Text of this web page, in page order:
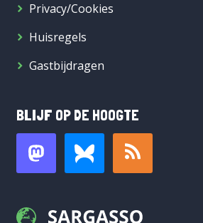
Privacy/Cookies
Huisregels
Gastbijdragen
BLIJF OP DE HOOGTE